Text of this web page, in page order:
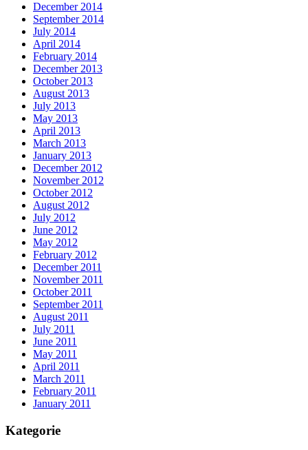
December 2014
September 2014
July 2014
April 2014
February 2014
December 2013
October 2013
August 2013
July 2013
May 2013
April 2013
March 2013
January 2013
December 2012
November 2012
October 2012
August 2012
July 2012
June 2012
May 2012
February 2012
December 2011
November 2011
October 2011
September 2011
August 2011
July 2011
June 2011
May 2011
April 2011
March 2011
February 2011
January 2011
Kategorie